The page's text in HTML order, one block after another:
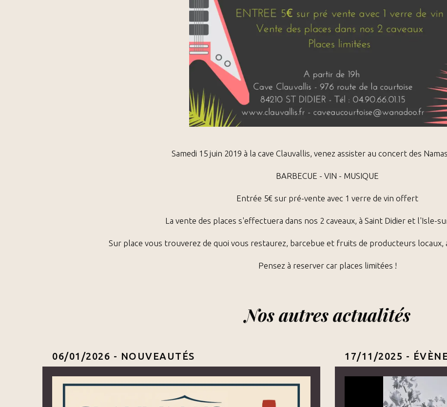
Samedi 15 juin 2019 à la cave Clauvallis, venez assister au concert des
BARBECUE - VIN - MUSIQUE
Entrée 5€ sur pré-vente avec 1 verre de vin offert
La vente des places s'effectuera dans nos 2 caveaux, à Saint Didier et l'Isle-
Sur place vous trouverez de quoi vous restaurez, barcebue et fruits de producteurs locaux,
Pensez à reserver car places limitées !
Nos autres actualités
06/01/2026 - NOUVEAUTÉS 17/11/2025 -